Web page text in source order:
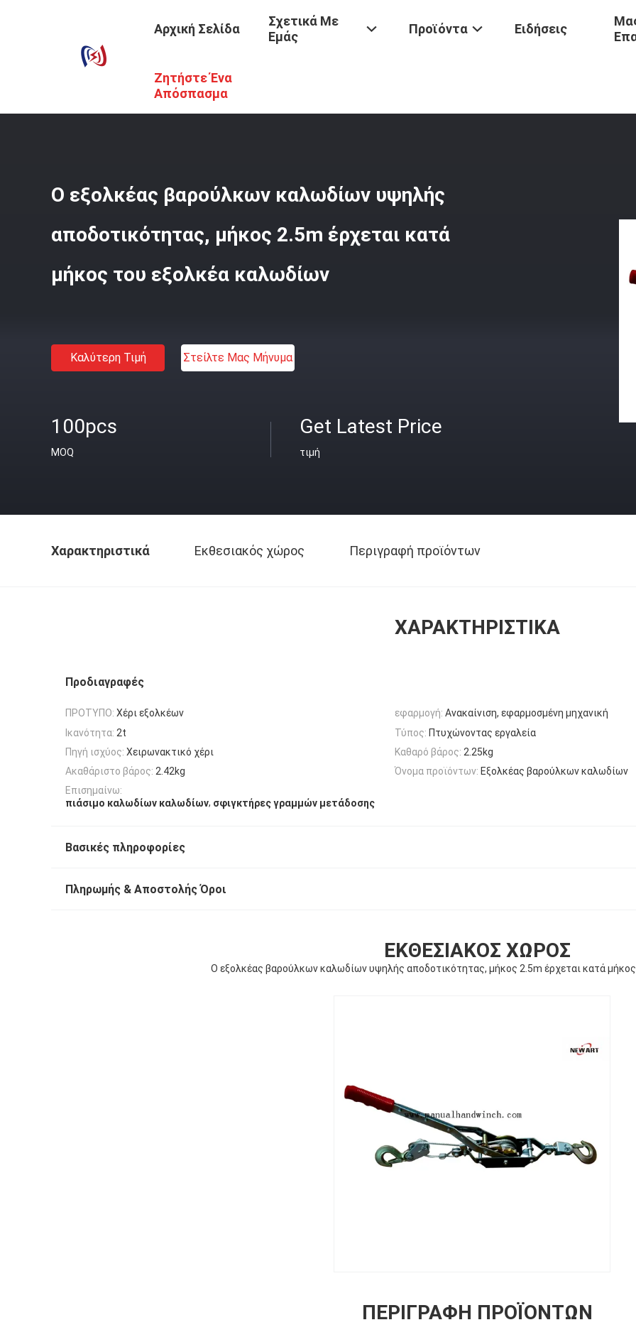
Αρχική Σελίδα
Σχετικά Με
Εμάς
Προϊόντα Ειδήσεις
Ζητήστε Ένα
Απόσπασμα
Προϊόντα / Αλυσίδα Ανύψωσης
Ο εξολκέας βαρούλκων καλωδίων υψηλής
αποδοτικότητας, μήκος 2.5m έρχεται κατά
μήκος του εξολκέα καλωδίων
Καλύτερη Τιμή Στείλτε Μας Μήνυμα
100pcs
MOQ
Get Latest Price
τιμή
Χαρακτηριστικά Εκθεσιακός χώρος Περιγραφή προϊόντων
ΧΑΡΑΚΤΗΡΙΣΤΙΚΆ
Προδιαγραφές
ΠΡΟΤΥΠΟ: Χέρι εξολκέων εφαρμογή: Ανακαίνιση, εφαρμοσμένη μηχανική
Ικανότητα: 2t Τύπος: Πτυχώνοντας εργαλεία
Πηγή ισχύος: Χειρωνακτικό χέρι Καθαρό βάρος: 2.25kg
Ακαθάριστο βάρος: 2.42kg Όνομα προϊόντων: Εξολκέας βαρούλκων καλωδίων
Επισημαίνω:
πιάσιμο καλωδίων καλωδίων, σφιγκτήρες γραμμών μετάδοσης
Βασικές πληροφορίες
Πληρωμής & Αποστολής Όροι
ΕΚΘΕΣΙΑΚΌΣ ΧΏΡΟΣ
Ο εξολκέας βαρούλκων καλωδίων υψηλής αποδοτικότητας, μήκος 2.5m έρχεται κατά
ΠΕΡΙΓΡΑΦΉ ΠΡΟΪΌΝΤΩΝ